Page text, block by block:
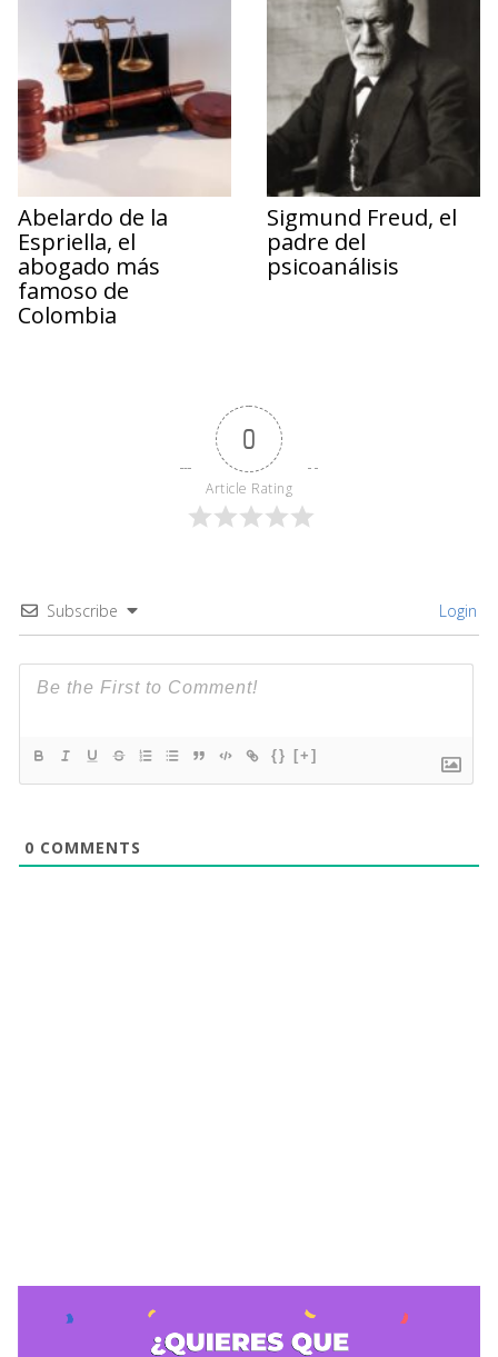
Abelardo de la
Espriella, el
abogado más
famoso de
Colombia
Sigmund Freud, el
padre del
psicoanálisis
0
Article Rating
Subscribe Login
{} [+]
0 COMMENTS